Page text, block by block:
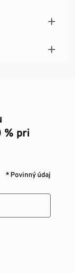
% pri
* Povinný údaj